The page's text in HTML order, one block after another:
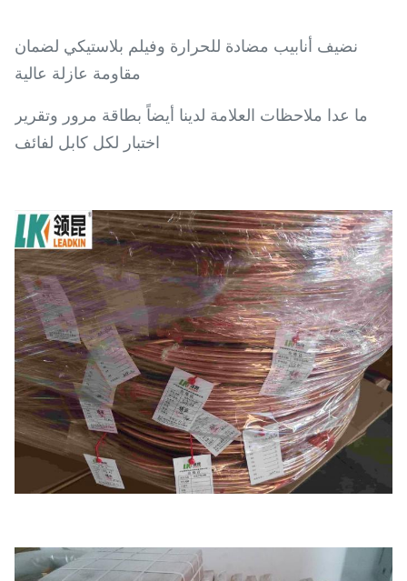
نضيف أنابيب مضادة للحرارة وفيلم بلاستيكي لضمان
مقاومة عازلة عالية
ما عدا ملاحظات العلامة لدينا أيضاً بطاقة مرور وتقرير
اختبار لكل كابل لفائف